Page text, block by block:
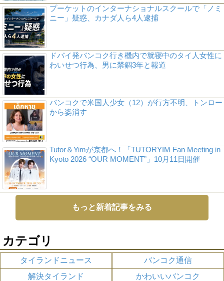
プーケットのインターナショナルスクールで「ノミ
ニー」疑惑、カナダ人ら4人逮捕
ドバイ発バンコク行き機内で就寝中のタイ人女性に
わいせつ行為、男に禁錮3年と報道
バンコクで米国人少女（12）が行方不明、トンロー
から姿消す
Tutor＆Yimが京都へ！「TUTORYIM Fan Meeting in
Kyoto 2026 “OUR MOMENT”」10月11日開催
もっと新着記事をみる
カテゴリ
タイランドニュース
バンコク通信
解決タイランド
かわいいバンコク